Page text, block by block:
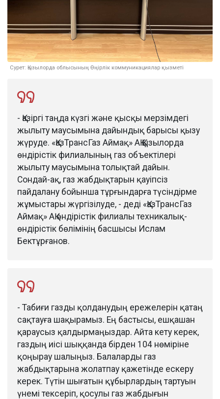
Сурет: Қызылорда облысының Өңірлік коммуникациялар қызметі
- Қазіргі таңда күзгі және қысқы мерзімдегі
жылыту маусымына дайындық барысы қызу
жүруде. «ҚазТрансГаз Аймақ» АҚ Қызылорда
өндірістік филиалының газ объектілері
жылыту маусымына толықтай дайын.
Сондай-ақ, газ жабдықтарын қауіпсіз
пайдалану бойынша тұрғындарға түсіндірме
жұмыстары жүргізілуде, - деді «ҚазТрансГаз
Аймақ» АҚ өндірістік филиалы техникалық-
өндірістік бөлімінің басшысы Ислам
Бектұрғанов.
- Табиғи газды қолданудың ережелерін қатаң
сақтауға шақырамыз. Ең бастысы, ешқашан
қараусыз қалдырмаңыздар. Айта кету керек,
газдың иісі шыққанда бірден 104 нөміріне
қоңырау шалыңыз. Балаларды газ
жабдықтарына жолатпау қажетінде ескеру
керек. Түтін шығатын құбырлардың тартуын
үнемі тексеріп, қосулы газ жабдығын